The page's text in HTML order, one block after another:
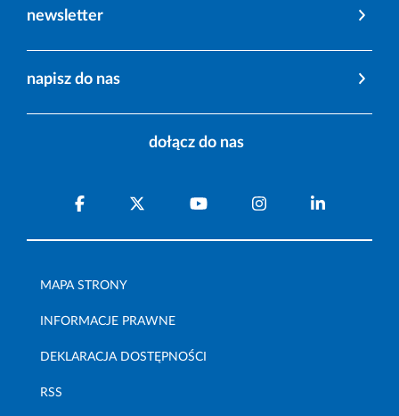
newsletter
napisz do nas
dołącz do nas
MAPA STRONY
INFORMACJE PRAWNE
DEKLARACJA DOSTĘPNOŚCI
RSS